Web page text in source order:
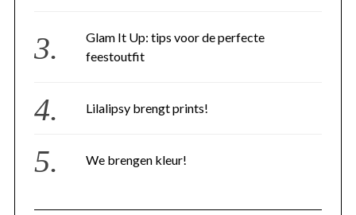
Glam It Up: tips voor de perfecte
feestoutfit
Lilalipsy brengt prints!
We brengen kleur!